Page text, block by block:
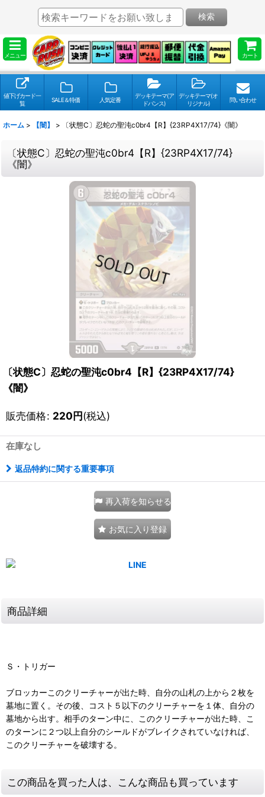
メニュー カート
検索
値下げカード一
覧
SALE＆特価 人気定番
デッキテーマ(ア
ドバンス)
デッキテーマ(オ
リジナル)
問い合わせ
ホーム > 【闇】 > 〔状態C〕忍蛇の聖沌c0br4【R】{23RP4X17/74}《闇》
〔状態C〕忍蛇の聖沌c0br4【R】{23RP4X17/74}
《闇》
〔状態C〕忍蛇の聖沌c0br4【R】{23RP4X17/74}
《闇》
販売価格: 220円(税込)
在庫なし
返品特約に関する重要事項
再入荷を知らせる
お気に入り登録
商品詳細
Ｓ・トリガー
ブロッカーこのクリーチャーが出た時、自分の山札の上から２枚を
墓地に置く。その後、コスト５以下のクリーチャーを１体、自分の
墓地から出す。相手のターン中に、このクリーチャーが出た時、こ
のターンに２つ以上自分のシールドがブレイクされていなければ、
このクリーチャーを破壊する。
この商品を買った人は、こんな商品も買っています